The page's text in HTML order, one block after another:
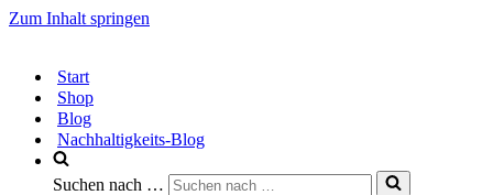
Zum Inhalt springen
Start
Shop
Blog
Nachhaltigkeits-Blog
Suchen nach …